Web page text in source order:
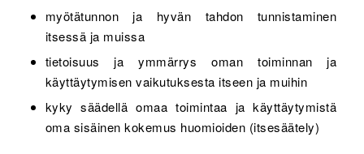
myötätunnon ja hyvän tahdon tunnistaminen
itsessä ja muissa
tietoisuus ja ymmärrys oman toiminnan ja
käyttäytymisen vaikutuksesta itseen ja muihin
kyky säädellä omaa toimintaa ja käyttäytymistä
oma sisäinen kokemus huomioiden (itsesäätely)